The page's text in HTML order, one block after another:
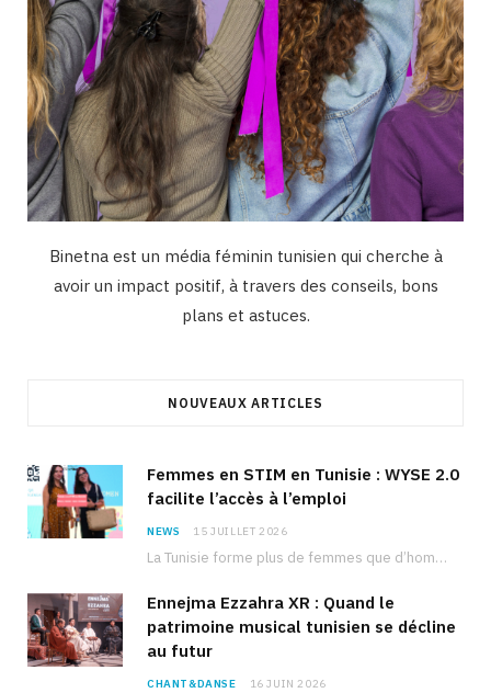
Binetna est un média féminin tunisien qui cherche à
avoir un impact positif, à travers des conseils, bons
plans et astuces.
NOUVEAUX ARTICLES
Femmes en STIM en Tunisie : WYSE 2.0
facilite l’accès à l’emploi
NEWS 15 JUILLET 2026
La Tunisie forme plus de femmes que d’hommes dans les filières scientifiques. Pourtant, pour beaucoup…
Ennejma Ezzahra XR : Quand le
patrimoine musical tunisien se décline
au futur
CHANT&DANSE 16 JUIN 2026